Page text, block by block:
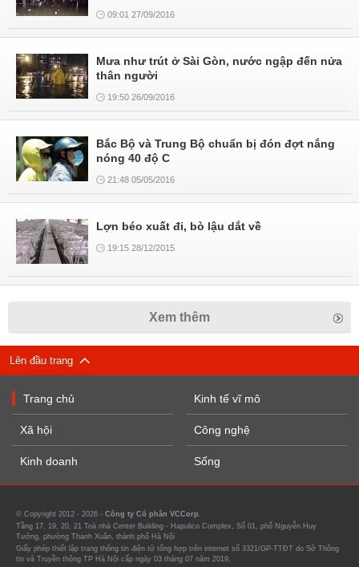
09:01 27/09/2016
Mưa như trút ở Sài Gòn, nước ngập đến nửa
thân người
19:50 26/09/2016
Bắc Bộ và Trung Bộ chuẩn bị đón đợt nắng
nóng 40 độ C
21:48 05/05/2016
Lợn béo xuất đi, bò lậu dắt về
19:15 28/12/2015
Xem thêm
Lên đầu trang
Trang chủ
Xã hội
Kinh doanh
Kinh tế vĩ mô
Công nghệ
Sống
© Copyright 2012 - 2026 - Công ty Cổ phần VCCorp.
Tầng 17, 19, 20, 21 Toà nhà Center Building - Hapulico Complex, Số 01, phố Nguyễn Huy
Tưởng, phường Thanh Xuân, thành phố Hà Nội
Giấy phép thiết lập trang thông tin điện tử tổng hợp trên internet số 3321/GP-TTĐT do Sở Thông
tin và Truyền thông TP Hà Nội cấp ngày 03 tháng 07 năm 2019.